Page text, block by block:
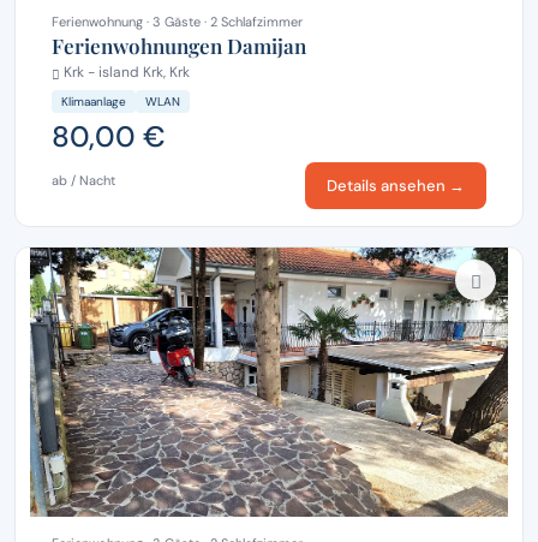
Ferienwohnung · 3 Gäste · 2 Schlafzimmer
Ferienwohnungen Damijan
Krk - island Krk, Krk
Klimaanlage WLAN
80,00 €
ab / Nacht Details ansehen →